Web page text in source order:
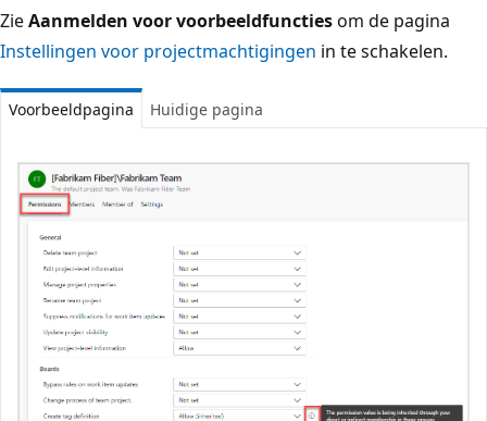
ZieAanmelden voor voorbeeldfunctiesom de pagina
Instellingen voor projectmachtigingen in te schakelen.
Voorbeeldpagina Huidige pagina